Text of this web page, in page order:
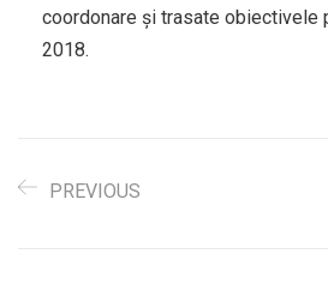
coordonare și trasate obiectivele
2018.
PREVIOUS